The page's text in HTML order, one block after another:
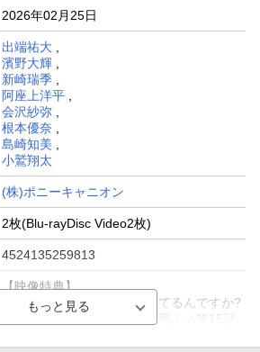
2026年02月25日
出端祐大,
濱野大輝,
新崎瑞季,
阿座上洋平,
会沢紗弥,
根本優奈 ,
島崎知美 ,
小鷲翔太
(株)ポニーキャニオン
2枚(Blu-rayDisc Video2枚)
4524135259813
【映像特典】
第13話 雫のこと、どう思ってるんですか?
／第14話 独り野営にて夢を思ふ／第15話